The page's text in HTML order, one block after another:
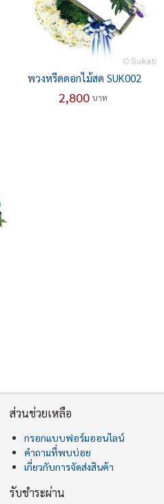
พวงหรีดดอกไม้สด SUK002
2,800 บาท
ส่วนช่วยเหลือ
กรอกแบบฟอร์มออนไลน์
คำถามที่พบบ่อย
เกี่ยวกับการจัดส่งสินค้า
รับชำระผ่าน